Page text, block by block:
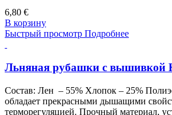
6,80 €
В корзину
Быстрый просмотр Подробнее
Льняная рубашки с вышивкой
Состав: Лен – 55% Хлопок – 25%
обладает прекрасными дышащими
терморегуляцией. Прочный материал,